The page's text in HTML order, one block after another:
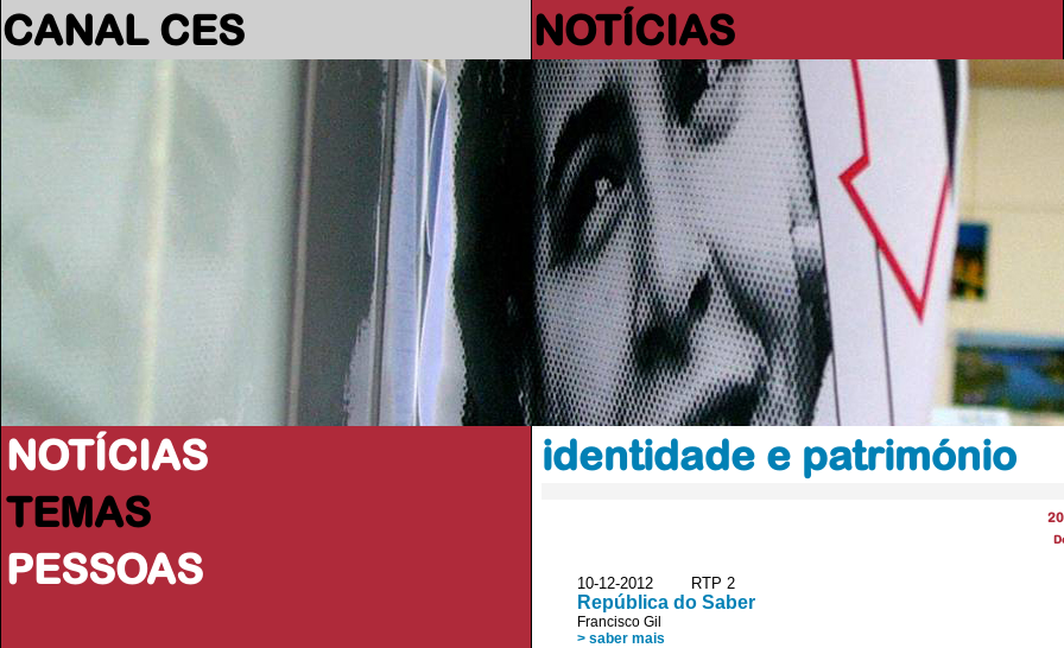
CANAL CES NOTÍCIAS
NOTÍCIAS
TEMAS
PESSOAS
identidade e património
10-12-2012 RTP 2
República do Saber
Francisco Gil
> saber mais